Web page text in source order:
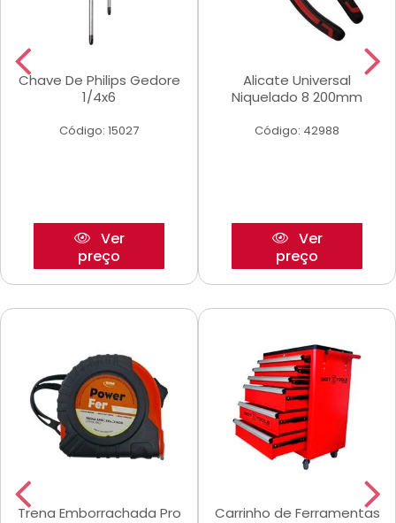
Chave De Philips Gedore
1/4x6
Código: 15027
Ver
preço
Alicate Universal
Niquelado 8 200mm
Código: 42988
Ver
preço
Trena Emborrachada Pro
Carrinho de Ferramentas